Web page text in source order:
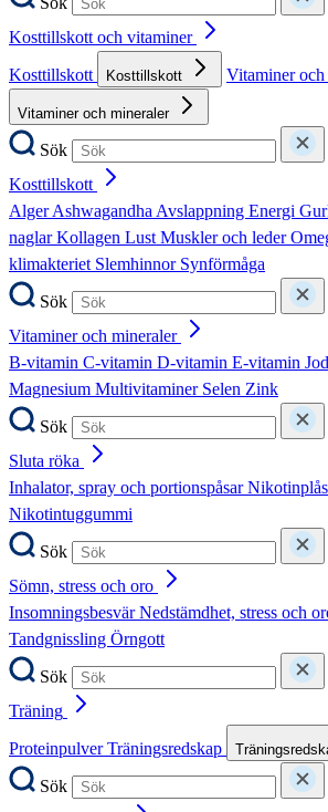
Kosttillskott och vitaminer
Kosttillskott
Kosttillskott Vitaminer
Vitaminer och mineraler
Sök
Kosttillskott
AlgerAshwagandhaAvslappning Energi
naglarKollagen LustMuskler och leder
klimakteriet Slemhinnor Synförmåga
Sök
Vitaminer och mineraler
B-vitamin C-vitamin D-vitamin E-vitamin Jod
Magnesium Multivitaminer Selen Zink
Sök
Sluta röka
Inhalator, spray och portionspåsar
Nikotintuggummi
Sök
Sömn, stress och oro
InsomningsbesvärNedstämdhet, stress och
Tandgnissling Örngott
Sök
Träning
ProteinpulverTräningsredskap
Sök